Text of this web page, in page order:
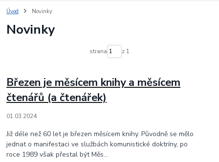
Úvod Novinky
Novinky
strana z 1
Březen je měsícem knihy a měsícem
čtenářů (a čtenářek)
01.03.2024
Již déle než 60 let je březen měsícem knihy. Původně se mělo
jednat o manifestaci ve službách komunistické doktríny, po
roce 1989 však přestal být Měs...